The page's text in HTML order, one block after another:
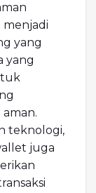
menjadi
yang
yang
teknologi,
juga